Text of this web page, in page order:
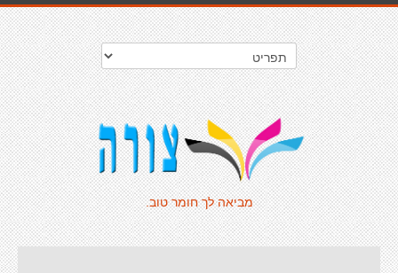
מביאה לך חומר טוב.